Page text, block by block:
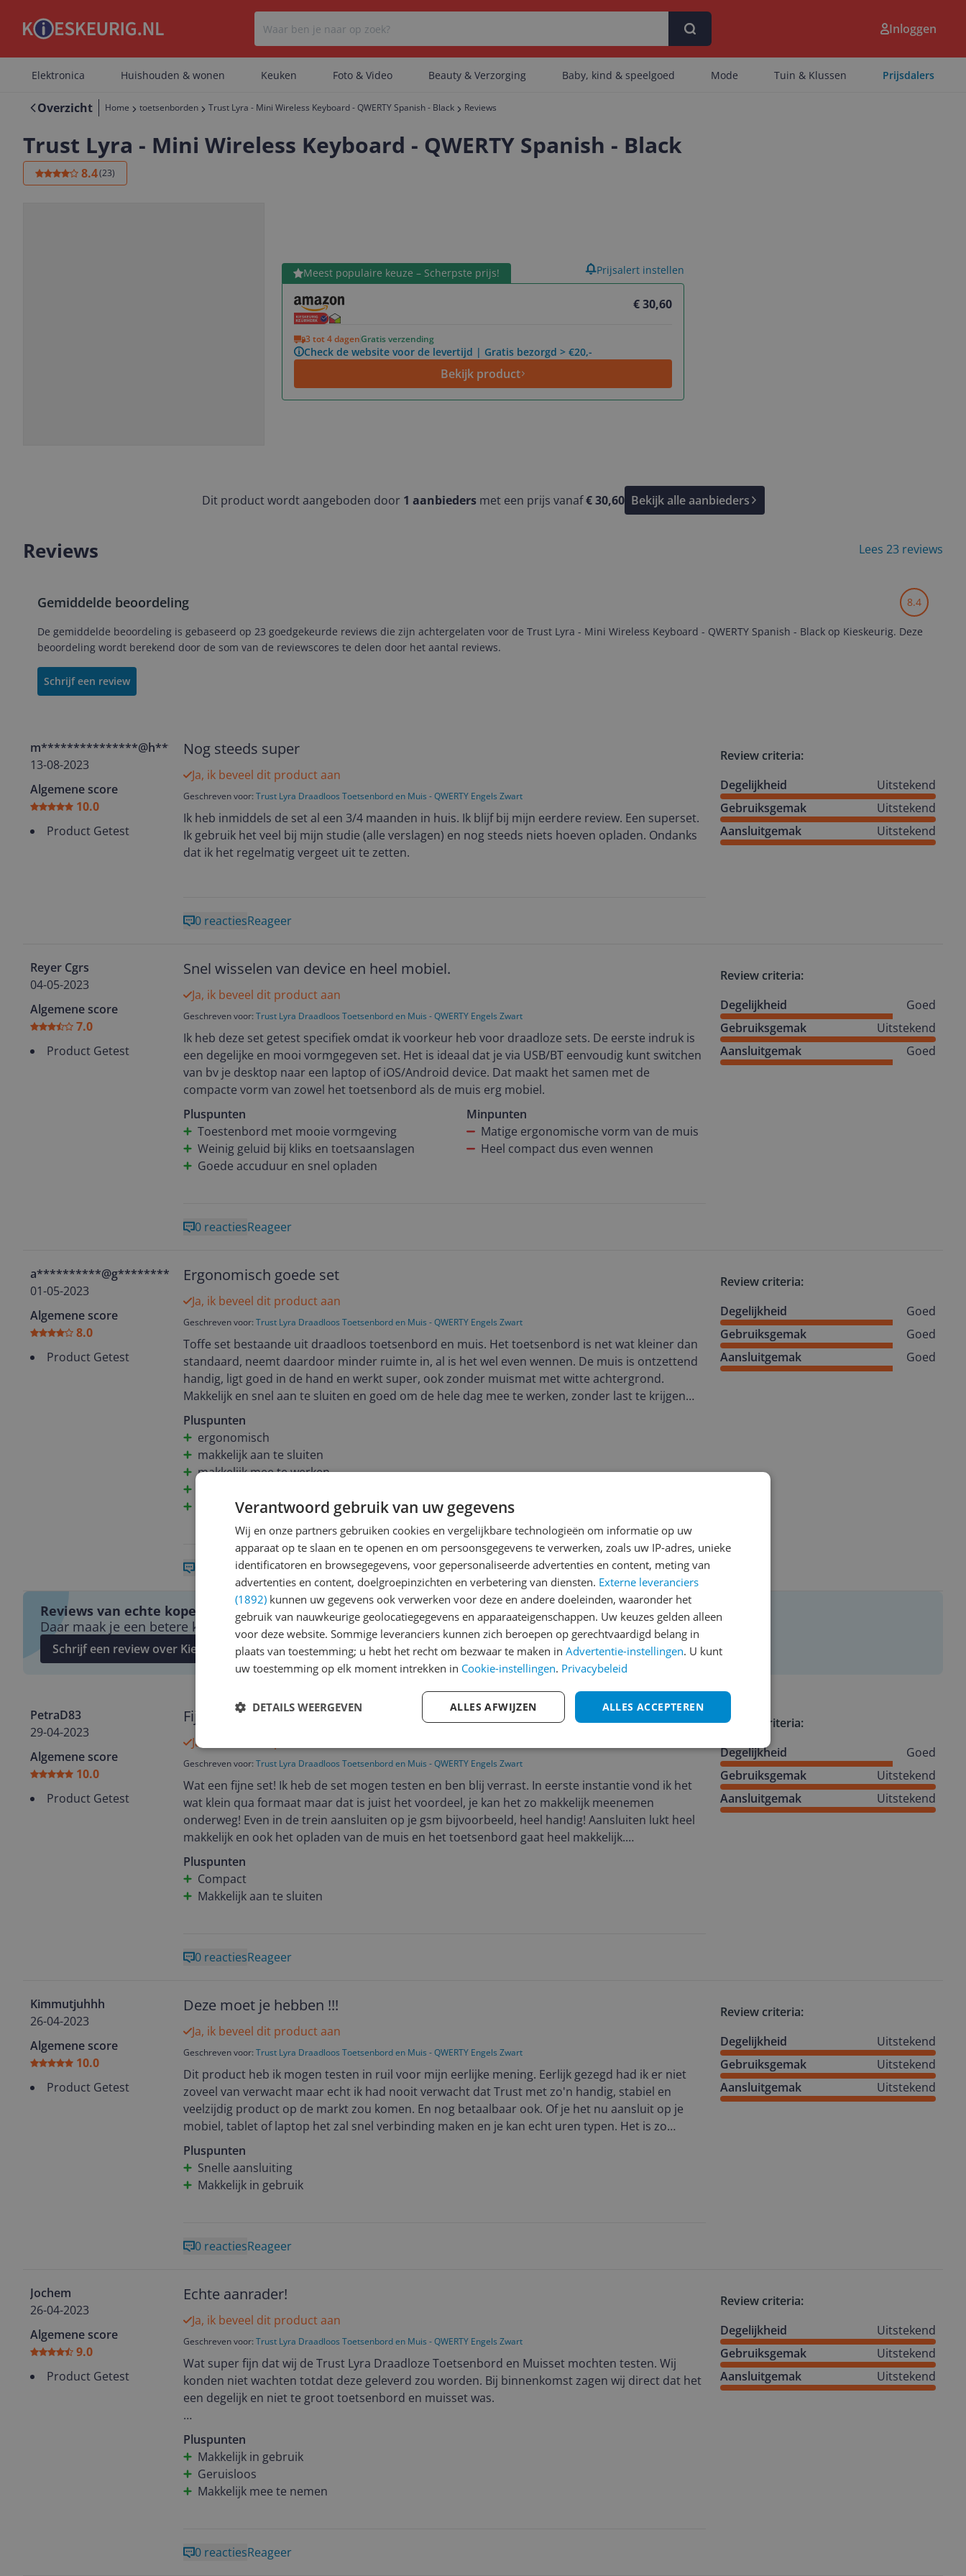
Er zijn geen categorieën gevonden.
Inloggen
Elektronica Huishouden & wonen Keuken Foto & Video Beauty & Verzorging Baby, kind & speelgoed Mode Tuin & Klussen Prijsdalers
Overzicht Home toetsenborden Trust Lyra - Mini Wireless Keyboard - QWERTY Spanish - Black Reviews
Trust Lyra - Mini Wireless Keyboard - QWERTY Spanish - Black
8.4(23)
Meest populaire keuze – Scherpste prijs!
€ 30,60
3 tot 4 dagenGratis verzending
Check de website voor de levertijd | Gratis bezorgd > €20,-
Bekijk product
Bekijk product Prijsalert instellen
Dit product wordt aangeboden door 1 aanbiedersmet een prijs vanaf € 30,60 Bekijk alle aanbieders
Reviews Lees 23 reviews
Gemiddelde beoordeling 8.4
De gemiddelde beoordeling is gebaseerd op 23 goedgekeurde reviews die zijn achtergelaten voor de Trust Lyra - Mini Wireless Keyboard - QWERTY Spanish - Black op Kieskeurig. Deze
beoordeling wordt berekend door de som van de reviewscores te delen door het aantal reviews.
Schrijf een review
m***************@h**********
13-08-2023
Algemene score
10.0
Product Getest
Nog steeds super
Ik heb inmiddels de set al een 3/4 maanden in huis. Ik blijf bij mijn eerdere review. Een superset.
Ik gebruik het veel bij mijn studie (alle verslagen) en nog steeds niets hoeven opladen. Ondanks
dat ik het regelmatig vergeet uit te zetten.
Geschreven voor:Trust Lyra Draadloos Toetsenbord en Muis - QWERTY Engels Zwart
Ja, ik beveel dit product aan
Review criteria:
Degelijkheid
Uitstekend
Gebruiksgemak
Uitstekend
Aansluitgemak
Uitstekend
0 reactiesReageer
Reyer Cgrs
04-05-2023
Algemene score
7.0
Product Getest
Snel wisselen van device en heel mobiel.
Ik heb deze set getest specifiek omdat ik voorkeur heb voor draadloze sets. De eerste indruk is
een degelijke en mooi vormgegeven set. Het is ideaal dat je via USB/BT eenvoudig kunt switchen
van bv je desktop naar een laptop of iOS/Android device. Dat maakt het samen met de
compacte vorm van zowel het toetsenbord als de muis erg mobiel.
Geschreven voor:Trust Lyra Draadloos Toetsenbord en Muis - QWERTY Engels Zwart
Pluspunten
Toestenbord met mooie vormgeving
Weinig geluid bij kliks en toetsaanslagen
Goede accuduur en snel opladen
Minpunten
Matige ergonomische vorm van de muis
Heel compact dus even wennen
Ja, ik beveel dit product aan
Review criteria:
Degelijkheid
Goed
Gebruiksgemak
Uitstekend
Aansluitgemak
Goed
0 reactiesReageer
a**********@g********
01-05-2023
Algemene score
8.0
Product Getest
Ergonomisch goede set
Toffe set bestaande uit draadloos toetsenbord en muis. Het toetsenbord is net wat kleiner dan
standaard, neemt daardoor minder ruimte in, al is het wel even wennen. De muis is ontzettend
handig, ligt goed in de hand en werkt super, ook zonder muismat met witte achtergrond.
Makkelijk en snel aan te sluiten en goed om de hele dag mee te werken, zonder last te krijgen
van je hand (muis is wat smaller en minder bol). Een aanrader!
Pluspunten: ergonomisch; makkelijk aan te sluiten; makkelijk mee te werken; draadloos; neemt
minder ruimte in
Geschreven voor:Trust Lyra Draadloos Toetsenbord en Muis - QWERTY Engels Zwart
Pluspunten
ergonomisch
makkelijk aan te sluiten
makkelijk mee te werken
neemt minder ruimte in
Ja, ik beveel dit product aan
Review criteria:
Degelijkheid
Goed
Gebruiksgemak
Goed
Aansluitgemak
Goed
0 reactiesReageer
Reviews van echte kopers.
Daar maak je een betere keuze mee!
Schrijf een review over Kieskeurig.nl
PetraD83
29-04-2023
Algemene score
10.0
Product Getest
Fijne set!
Wat een fijne set! Ik heb de set mogen testen en ben blij verrast. In eerste instantie vond ik het
wat klein qua formaat maar dat is juist het voordeel, je kan het zo makkelijk meenemen
onderweg! Even in de trein aansluiten op je gsm bijvoorbeeld, heel handig! Aansluiten lukt heel
makkelijk en ook het opladen van de muis en het toetsenbord gaat heel makkelijk.
Al met al een ideale set om te hebben!
Geschreven voor:Trust Lyra Draadloos Toetsenbord en Muis - QWERTY Engels Zwart
Pluspunten
Compact
Makkelijk aan te sluiten
Ja, ik beveel dit product aan
Review criteria:
Degelijkheid
Goed
Gebruiksgemak
Uitstekend
Aansluitgemak
Uitstekend
0 reactiesReageer
Kimmutjuhhh
26-04-2023
Algemene score
10.0
Product Getest
Deze moet je hebben !!!
Dit product heb ik mogen testen in ruil voor mijn eerlijke mening. Eerlijk gezegd had ik er niet
zoveel van verwacht maar echt ik had nooit verwacht dat Trust met zo'n handig, stabiel en
veelzijdig product op de markt zou komen. En nog betaalbaar ook. Of je het nu aansluit op je
mobiel, tablet of laptop het zal snel verbinding maken en je kan echt uren typen. Het is zo
makkelijk en de usb zit in het toetsenbord met een magneet vast dus kan er niet zo uitvallen. De
verschillende kleuren om te verbinden maakt het kinderspel. Persoonlijk vind ik het zo fijn om
ermee op mijn telefoon net als nu reviews te schrijven, ik kan gelukkig blind typen dus heb ik
geen verlichting nodig. En als je een klein led lampje aan zet dan zie je alles heel goed. De muis is
100% aanrader
Geschreven voor:Trust Lyra Draadloos Toetsenbord en Muis - QWERTY Engels Zwart
Pluspunten
Snelle aansluiting
Makkelijk in gebruik
Ja, ik beveel dit product aan
Review criteria:
Degelijkheid
Uitstekend
Gebruiksgemak
Uitstekend
Aansluitgemak
Uitstekend
0 reactiesReageer
Jochem
26-04-2023
Algemene score
9.0
Product Getest
Echte aanrader!
Wat super fijn dat wij de Trust Lyra Draadloze Toetsenbord en Muisset mochten testen. Wij
konden niet wachten totdat deze geleverd zou worden. Bij binnenkomst zagen wij direct dat het
een degelijk en niet te groot toetsenbord en muisset was.
Het opladen van het set gaat ook lekker makkelijk en best wel snel. Batterijduur is prima, je kunt
er lekker een poos mee doen.
Zodra je wilt beginnen heeft het set ook direct contact met je laptop zowel via de USB-receiver
als via Bluetooth. Echt ideaal zonder te hoeven wachten wat kostbare tijd zou kosten.
set zo compact is en makkelijk op te bergen.
Geschreven voor:Trust Lyra Draadloos Toetsenbord en Muis - QWERTY Engels Zwart
Pluspunten
Makkelijk in gebruik
Geruisloos
Makkelijk mee te nemen
Ja, ik beveel dit product aan
Review criteria:
Degelijkheid
Uitstekend
Gebruiksgemak
Uitstekend
Aansluitgemak
Uitstekend
0 reactiesReageer
Verantwoord gebruik van uw gegevens
Wij en onze partners gebruiken cookies en vergelijkbare technologieën om informatie op uw
apparaat op te slaan en te openen en om persoonsgegevens te verwerken, zoals uw IP-adres, unieke
identificatoren en browsegegevens, voor gepersonaliseerde advertenties en content, meting van
advertenties en content, doelgroepinzichten en verbetering van diensten. Externe leveranciers
(1892) kunnen uw gegevens ook verwerken voor deze en andere doeleinden, waaronder het
gebruik van nauwkeurige geolocatiegegevens en apparaateigenschappen. Uw keuzes gelden alleen
voor deze website. Sommige leveranciers kunnen zich beroepen op gerechtvaardigd belang in
plaats van toestemming; u hebt het recht om bezwaar te maken in Advertentie-instellingen. U kunt
uw toestemming op elk moment intrekken in Cookie-instellingen. Privacybeleid
ALLES ACCEPTEREN
ALLES AFWIJZEN
DETAILS WEERGEVEN